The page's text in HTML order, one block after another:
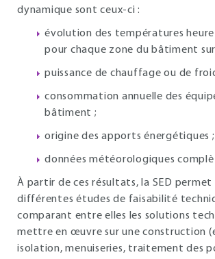
dynamique sont ceux-ci :
évolution des températures
pour chaque zone du bâtiment sur
puissance de chauffage ou de
consommation annuelle des
bâtiment ;
origine des apports énergétiques ;
données météorologiques
À partir de ces résultats, la SED permet
différentes études de faisabilité
comparant entre elles les solutions
mettre en œuvre sur une construction
isolation, menuiseries, traitement des